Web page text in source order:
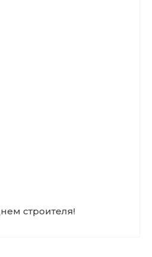
строителя!